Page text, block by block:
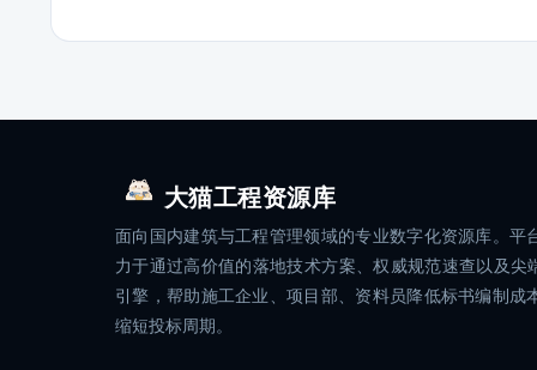
大猫工程资源库
面向国内建筑与工程管理领域的专业数字化资源库。平
力于通过高价值的落地技术方案、权威规范速查以及尖
引擎，帮助施工企业、项目部、资料员降低标书编制成
缩短投标周期。